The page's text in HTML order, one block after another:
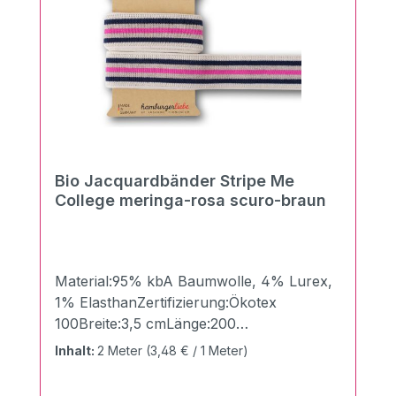
möglichTrockneranwendung nicht möglich
Bio Jacquardbänder Stripe Me
College meringa-rosa scuro-braun
Material:95% kbA Baumwolle, 4% Lurex,
1% ElasthanZertifizierung:Ökotex
100Breite:3,5 cmLänge:200
cmGewicht:510g/qm Mit den neuen Stripe
Inhalt: 2 Meter (3,48 € / 1 Meter)